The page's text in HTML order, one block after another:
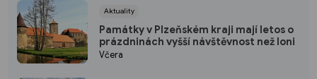
Aktuality
Památky v Plzeňském kraji mají letos o
prázdninách vyšší návštěvnost než loni
Včera